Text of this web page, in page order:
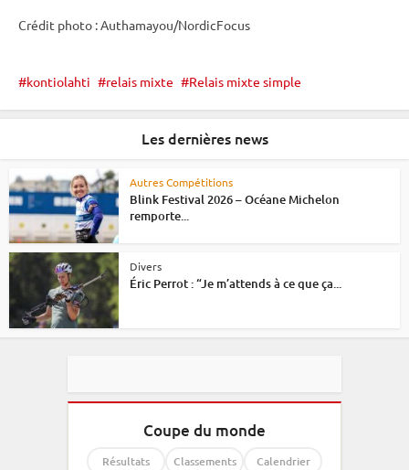
Crédit photo : Authamayou/NordicFocus
kontiolahti relais mixte Relais mixte simple
Les dernières news
Autres Compétitions
Blink Festival 2026 – Océane Michelon
remporte...
Divers
Éric Perrot : “Je m’attends à ce que ça...
Coupe du monde
Résultats Classements Calendrier